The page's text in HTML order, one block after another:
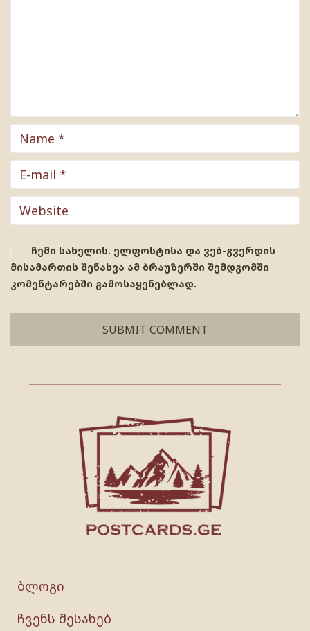
ჩემი სახელის. ელფოსტისა და ვებ-გვერდის
მისამართის შენახვა ამ ბრაუზერში შემდგომში
კომენტარებში გამოსაყენებლად.
ბლოგი
ჩვენს შესახებ